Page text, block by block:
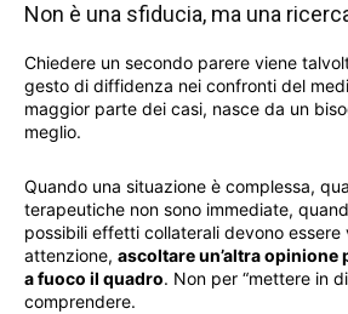
Non è una sfiducia, ma una
Chiedere un secondo parere viene
gesto di diffidenza nei confronti del
maggior parte dei casi, nasce da un
meglio.
Quando una situazione è complessa,
terapeutiche non sono immediate,
possibili effetti collaterali devono essere
attenzione, ascoltare un’altra opinione
a fuoco il quadro. Non per “mettere in
comprendere.